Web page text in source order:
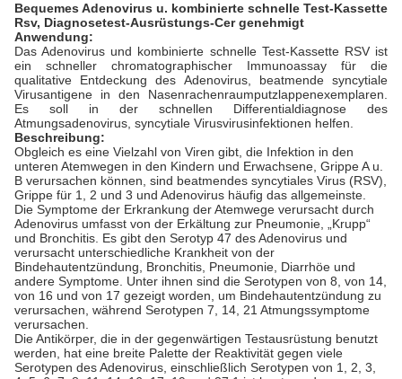
Bequemes Adenovirus u. kombinierte schnelle Test-Kassette
Rsv, Diagnosetest-Ausrüstungs-Cer genehmigt
Anwendung:
Das Adenovirus und kombinierte schnelle Test-Kassette RSV ist
ein schneller chromatographischer Immunoassay für die
qualitative Entdeckung des Adenovirus, beatmende syncytiale
Virusantigene in den Nasenrachenraumputzlappenexemplaren.
Es soll in der schnellen Differentialdiagnose des
Atmungsadenovirus, syncytiale Virusvirusinfektionen helfen.
Beschreibung:
Obgleich es eine Vielzahl von Viren gibt, die Infektion in den
unteren Atemwegen in den Kindern und Erwachsene, Grippe A u.
B verursachen können, sind beatmendes syncytiales Virus (RSV),
Grippe für 1, 2 und 3 und Adenovirus häufig das allgemeinste.
Die Symptome der Erkrankung der Atemwege verursacht durch
Adenovirus umfasst von der Erkältung zur Pneumonie, „Krupp“
und Bronchitis. Es gibt den Serotyp 47 des Adenovirus und
verursacht unterschiedliche Krankheit von der
Bindehautentzündung, Bronchitis, Pneumonie, Diarrhöe und
andere Symptome. Unter ihnen sind die Serotypen von 8, von 14,
von 16 und von 17 gezeigt worden, um Bindehautentzündung zu
verursachen, während Serotypen 7, 14, 21 Atmungssymptome
verursachen.
Die Antikörper, die in der gegenwärtigen Testausrüstung benutzt
werden, hat eine breite Palette der Reaktivität gegen viele
Serotypen des Adenovirus, einschließlich Serotypen von 1, 2, 3,